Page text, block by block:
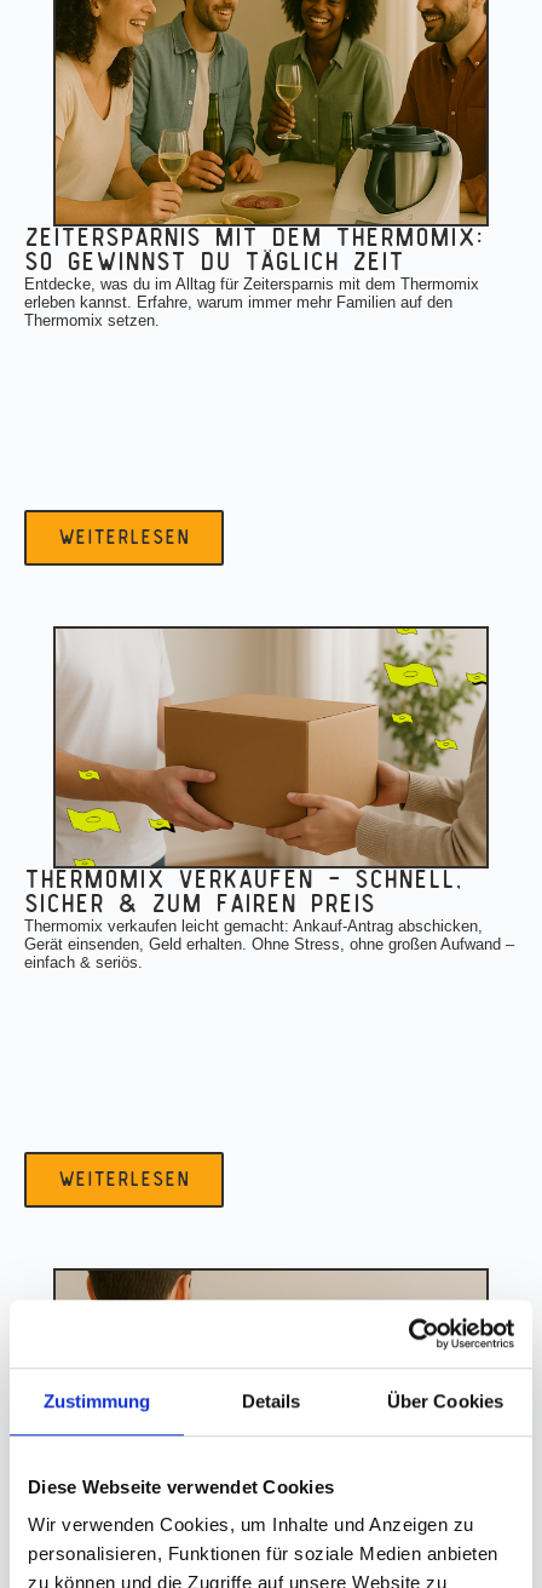
Zustimmung Details Über Cookies
Diese Webseite verwendet Cookies
Wir verwenden Cookies, um Inhalte und Anzeigen zu
personalisieren, Funktionen für soziale Medien anbieten
zu können und die Zugriffe auf unsere Website zu
zeitersparnis mit dem thermomix:
so gewinnst du täglich zeit
Entdecke, was du im Alltag für Zeitersparnis mit dem Thermomix
erleben kannst. Erfahre, warum immer mehr Familien auf den
Thermomix setzen.
weiterlesen
thermomix verkaufen — schnell,
sicher & zum fairen preis
Thermomix verkaufen leicht gemacht: Ankauf-Antrag abschicken,
Gerät einsenden, Geld erhalten. Ohne Stress, ohne großen Aufwand –
einfach & seriös.
weiterlesen
was ist dein thermomix noch wert?
unser transparenter ankaufspreis
Erfahre, wie wir für deinen Thermomix einen fairen Ankaufspreis